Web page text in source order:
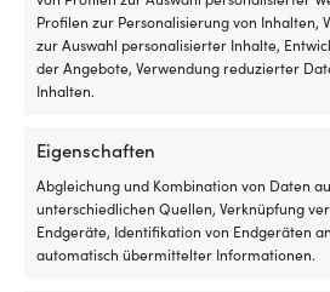
Profilen zur Personalisierung von Inhalten,
zur Auswahl personalisierter Inhalte,
der Angebote, Verwendung reduzierter
Inhalten.
Eigenschaften
Abgleichung und Kombination von Daten
unterschiedlichen Quellen, Verknüpfung
Endgeräte, Identifikation von Endgeräten
automatisch übermittelter Informationen.
Produktseite
gewählt
werden
Schnorchelset BASE Dolphin
Yellow, One-Size Jugendliche